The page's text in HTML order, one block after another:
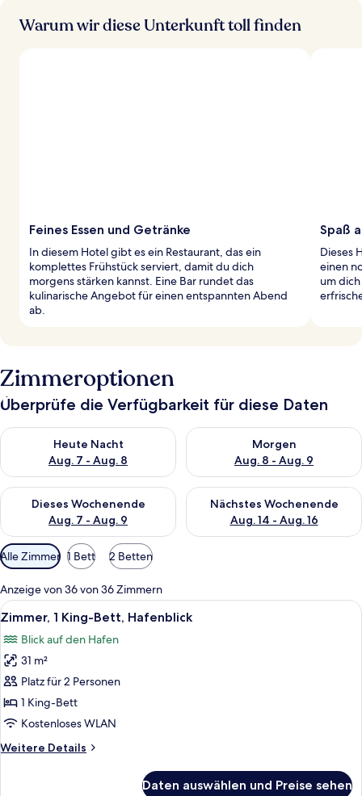
Warum wir diese Unterkunft toll finden
Feines Essen und Getränke
In diesem Hotel gibt es ein Restaurant, das ein
komplettes Frühstück serviert, damit du dich
morgens stärken kannst. Eine Bar rundet das
kulinarische Angebot für einen entspannten Abend
ab.
Spaß
Dieses
einen
um
Zimmeroptionen
Überprüfe die Verfügbarkeit für diese Daten
Heute Nacht
Aug. 7 - Aug. 8
Überprüfe die Verfügbarkeit für heute Nacht, Aug. 7 - Aug. 8.
Morgen
Aug. 8 - Aug. 9
Überprüfe die Verfügbarkeit
Dieses Wochenende
Aug. 7 - Aug. 9
Überprüfe die Verfügbarkeit für dieses Wochenende, Aug. 7
Nächstes Wochenende
Aug. 14 - Aug. 16
Überprüfe die Verfügbarkeit
Verfügbare
Filter
für
Zimmer
Alle Zimmer 1 Bett 2 Betten
Anzeige von 36 von 36 Zimmern
Alle
Fotos
für
Zimmer,
1 King-
Bett,
Hafenblick
Ein Hotelzimmer mit einem großen
7
Zimmer, 1 King-Bett, Hafenblick
Blick auf den Hafen
31 m²
Platz für 2 Personen
1 King-Bett
Kostenloses WLAN
Weitere Details
Weitere
Daten auswählen und Preise sehen